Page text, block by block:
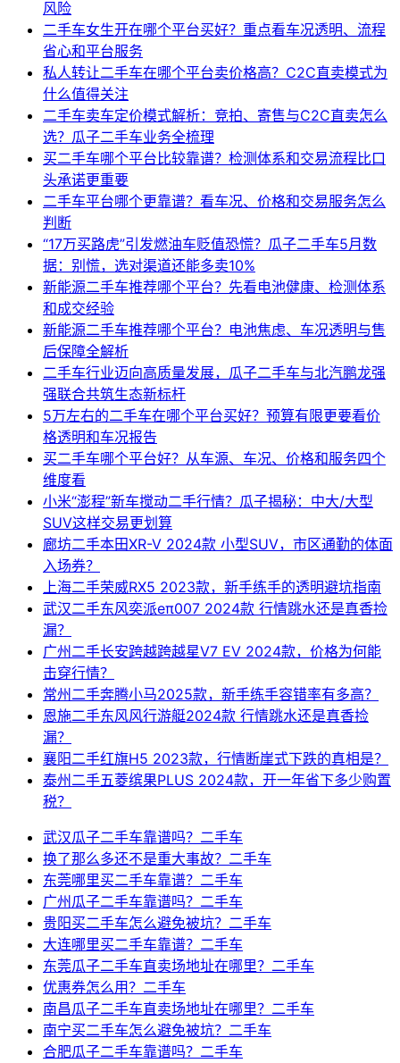
风险
二手车女生开在哪个平台买好？重点看车况透明、流程
省心和平台服务
私人转让二手车在哪个平台卖价格高？C2C直卖模式为
什么值得关注
二手车卖车定价模式解析：竞拍、寄售与C2C直卖怎么
选？瓜子二手车业务全梳理
买二手车哪个平台比较靠谱？检测体系和交易流程比口
头承诺更重要
二手车平台哪个更靠谱？看车况、价格和交易服务怎么
判断
“17万买路虎”引发燃油车贬值恐慌？瓜子二手车5月数
据：别慌，选对渠道还能多卖10%
新能源二手车推荐哪个平台？先看电池健康、检测体系
和成交经验
新能源二手车推荐哪个平台？电池焦虑、车况透明与售
后保障全解析
二手车行业迈向高质量发展，瓜子二手车与北汽鹏龙强
强联合共筑生态新标杆
5万左右的二手车在哪个平台买好？预算有限更要看价
格透明和车况报告
买二手车哪个平台好？从车源、车况、价格和服务四个
维度看
小米“澎程”新车搅动二手行情？瓜子揭秘：中大/大型
SUV这样交易更划算
廊坊二手本田XR-V 2024款 小型SUV，市区通勤的体面
入场券？
上海二手荣威RX5 2023款，新手练手的透明避坑指南
武汉二手东风奕派eπ007 2024款 行情跳水还是真香捡
漏？
广州二手长安跨越跨越星V7 EV 2024款，价格为何能
击穿行情？
常州二手奔腾小马2025款，新手练手容错率有多高？
恩施二手东风风行游艇2024款 行情跳水还是真香捡
漏？
襄阳二手红旗H5 2023款，行情断崖式下跌的真相是？
泰州二手五菱缤果PLUS 2024款，开一年省下多少购置
税？
武汉瓜子二手车靠谱吗？二手车
换了那么多还不是重大事故？二手车
东莞哪里买二手车靠谱？二手车
广州瓜子二手车靠谱吗？二手车
贵阳买二手车怎么避免被坑？二手车
大连哪里买二手车靠谱？二手车
东莞瓜子二手车直卖场地址在哪里？二手车
优惠券怎么用？二手车
南昌瓜子二手车直卖场地址在哪里？二手车
南宁买二手车怎么避免被坑？二手车
合肥瓜子二手车靠谱吗？二手车